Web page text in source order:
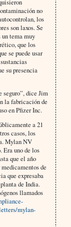
no
los
son laxos. Se
un tema muy
que los
se puede usar
su presencia
seguro”, dice Jim
la fabricación de
en Pfizer Inc.
a 21
casos, los
Mylan NV
Era uno de los
que el año
de
que expresaba
de India.
llamados
mylan-